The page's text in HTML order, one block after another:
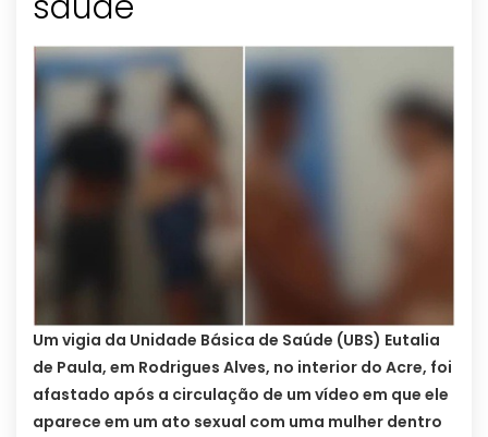
Um vigia da Unidade Básica de Saúde (UBS) Eutalia
de Paula, em Rodrigues Alves, no interior do Acre, foi
afastado após a circulação de um vídeo em que ele
aparece em um ato sexual com uma mulher dentro